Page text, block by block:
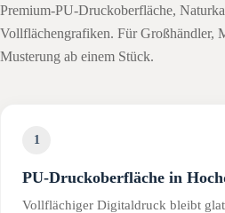
Premium-PU-Druckoberfläche,
Vollflächengrafiken. Für Großhändler,
Musterung ab einem Stück.
1
PU-Druckoberfläche in
Vollflächiger Digitaldruck bleibt